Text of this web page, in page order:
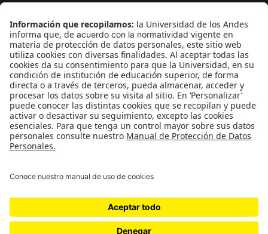
CONTÁCTANOS
cerosetenta@uniandes.edu.co
BOGOTÁ, COLOMBIA
NEWSLETTER